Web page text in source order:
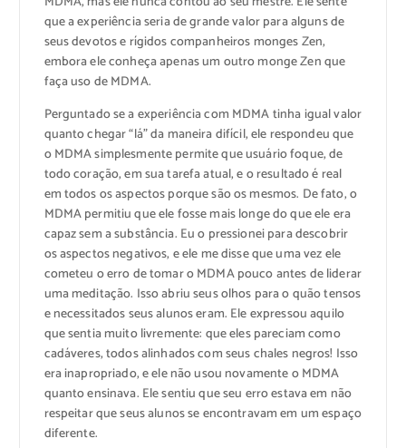
que a experiência seria de grande valor para alguns de
seus devotos e rígidos companheiros monges Zen,
embora ele conheça apenas um outro monge Zen que
faça uso de MDMA.
Perguntado se a experiência com MDMA tinha igual valor
quanto chegar “lá” da maneira difícil, ele respondeu que
o MDMA simplesmente permite que usuário foque, de
todo coração, em sua tarefa atual, e o resultado é real
em todos os aspectos porque são os mesmos. De fato, o
MDMA permitiu que ele fosse mais longe do que ele era
capaz sem a substância. Eu o pressionei para descobrir
os aspectos negativos, e ele me disse que uma vez ele
cometeu o erro de tomar o MDMA pouco antes de liderar
uma meditação. Isso abriu seus olhos para o quão tensos
e necessitados seus alunos eram. Ele expressou aquilo
que sentia muito livremente: que eles pareciam como
cadáveres, todos alinhados com seus chales negros! Isso
era inapropriado, e ele não usou novamente o MDMA
quanto ensinava. Ele sentiu que seu erro estava em não
respeitar que seus alunos se encontravam em um espaço
diferente.